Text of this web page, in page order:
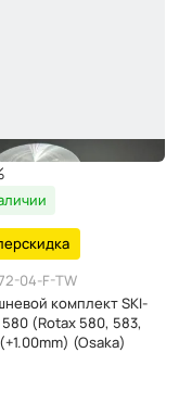
04-F-TW
комплект SKI-
580 (Rotax 580, 583,
(Osaka)